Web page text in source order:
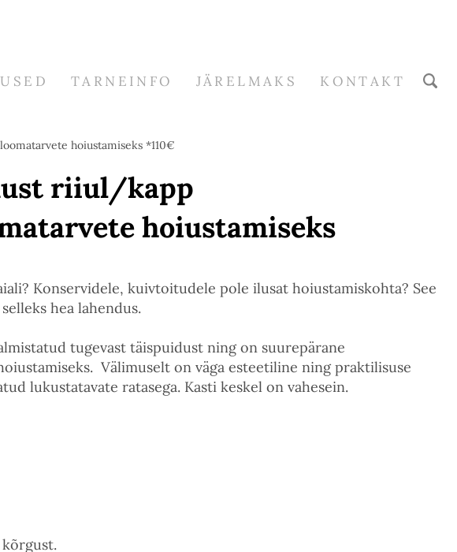
TARNEINFO JÄRELMAKS KONTAKT
hoiustamiseks *110€
riiul/kapp
hoiustamiseks
Konservidele, kuivtoitudele pole ilusat hoiustamiskohta? See
hea lahendus.
tugevast täispuidust ning on suurepärane
Välimuselt on väga esteetiline ning praktilisuse
lukustatavate ratasega. Kasti keskel on vahesein.
kõrgust.